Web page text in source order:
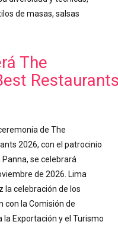
de masas, salsas
The
de The
2026, con el patrocinio
se celebrará
de 2026. Lima
la celebración de los
con la Comisión de
la Exportación y el Turismo